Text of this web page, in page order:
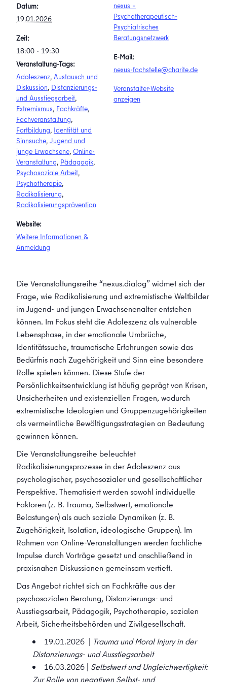
Datum:
19.01.2026
Zeit:
18:00 - 19:30
Veranstaltung-Tags:
Adoleszenz, Austausch und
Diskussion, Distanzierungs-
und Ausstiegsarbeit,
Extremismus, Fachkräfte,
Fachveranstaltung,
Fortbildung, Identität und
Sinnsuche, Jugend und
junge Erwachsene, Online-
Veranstaltung, Pädagogik,
Psychosoziale Arbeit,
Psychotherapie,
Radikalisierung,
Radikalisierungsprävention
Website:
Weitere Informationen &
Anmeldung
nexus –
Psychotherapeutisch-
Psychiatrisches
Beratungsnetzwerk
E-Mail:
nexus-fachstelle@charite.de
Veranstalter-Website
anzeigen
Die Veranstaltungsreihe “nexus.dialog” widmet sich der
Frage, wie Radikalisierung und extremistische Weltbilder
im Jugend- und jungen Erwachsenenalter entstehen
können. Im Fokus steht die Adoleszenz als vulnerable
Lebensphase, in der emotionale Umbrüche,
Identitätssuche, traumatische Erfahrungen sowie das
Bedürfnis nach Zugehörigkeit und Sinn eine besondere
Rolle spielen können. Diese Stufe der
Persönlichkeitsentwicklung ist häufig geprägt von Krisen,
Unsicherheiten und existenziellen Fragen, wodurch
extremistische Ideologien und Gruppenzugehörigkeiten
als vermeintliche Bewältigungsstrategien an Bedeutung
gewinnen können.
Die Veranstaltungsreihe beleuchtet
Radikalisierungsprozesse in der Adoleszenz aus
psychologischer, psychosozialer und gesellschaftlicher
Perspektive. Thematisiert werden sowohl individuelle
Faktoren (z. B. Trauma, Selbstwert, emotionale
Belastungen) als auch soziale Dynamiken (z. B.
Zugehörigkeit, Isolation, ideologische Gruppen). Im
Rahmen von Online-Veranstaltungen werden fachliche
Impulse durch Vorträge gesetzt und anschließend in
praxisnahen Diskussionen gemeinsam vertieft.
Das Angebot richtet sich an Fachkräfte aus der
psychosozialen Beratung, Distanzierungs- und
Ausstiegsarbeit, Pädagogik, Psychotherapie, sozialen
Arbeit, Sicherheitsbehörden und Zivilgesellschaft.
19.01.2026 | Trauma und Moral Injury in der
Distanzierungs- und Ausstiegsarbeit
16.03.2026 | Selbstwert und Ungleichwertigkeit:
Zur Rolle von negativen Selbst- und